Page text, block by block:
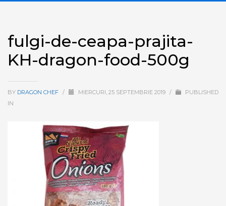
fulgi-de-ceapa-prajita-
KH-dragon-food-500g
BY DRAGON CHEF / MIERCURI, 25 SEPTEMBRIE 2019 /
PUBLISHED
IN